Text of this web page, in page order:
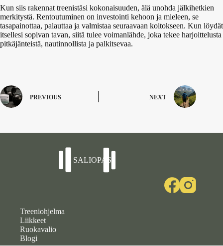
Kun siis rakennat treenistäsi kokonaisuuden, älä unohda jälkihetkien
merkitystä. Rentoutuminen on investointi kehoon ja mieleen, se
tasapainottaa, palauttaa ja valmistaa seuraavaan koitokseen. Kun löydät
itsellesi sopivan tavan, siitä tulee voimanlähde, joka tekee harjoittelusta
pitkäjänteistä, nautinnollista ja palkitsevaa.
PREVIOUS NEXT
Treeniohjelma
Liikkeet
Ruokavalio
Blogi